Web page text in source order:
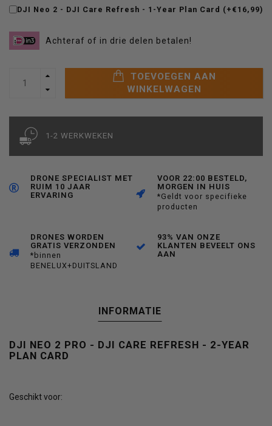
DJI Neo 2 - DJI Care Refresh - 1-Year Plan Card (+€16,99)
Achteraf of in drie delen betalen!
TOEVOEGEN AAN
WINKELWAGEN
1-2 WERKWEKEN
DRONE SPECIALIST MET
RUIM 10 JAAR
ERVARING
VOOR 22:00 BESTELD,
MORGEN IN HUIS
*Geldt voor specifieke
producten
DRONES WORDEN
GRATIS VERZONDEN
*binnen
BENELUX+DUITSLAND
93% VAN ONZE
KLANTEN BEVEELT ONS
AAN
INFORMATIE
DJI NEO 2 PRO - DJI CARE REFRESH - 2-YEAR
PLAN CARD
Geschikt voor: